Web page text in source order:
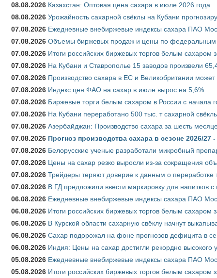
08.08.2026 Казахстан: Оптовая цена сахара в июле 2026 года
08.08.2026 Урожайность сахарной свёклы на Кубани
07.08.2026 Ежедневные внебиржевые индексы сахара ПАО
07.08.2026 Объемы биржевых продаж и цены по федеральным
07.08.2026 Итоги российских биржевых торгов белым сахаром
07.08.2026 На Кубани и Ставрополье 15 заводов произвели
07.08.2026 Производство сахара в ЕС и Великобритании
07.08.2026 Индекс цен ФАО на сахар в июле вырос на 5,6%
07.08.2026 Биржевые торги белым сахаром в России с начала
07.08.2026 На Кубани переработано 500 тыс. т сахарной
07.08.2026 Азербайджан: Производство сахара за шесть
07.08.2026 Прогноз производства сахара в сезоне 2026/
07.08.2026 Белорусские ученые разработали микробный
07.08.2026 Цены на сахар резко выросли из-за сокращения
07.08.2026 Трейдеры теряют доверие к данным о переработке
07.08.2026 В ГД предложили ввести маркировку для напитков
06.08.2026 Ежедневные внебиржевые индексы сахара ПАО
06.08.2026 Итоги российских биржевых торгов белым сахаром
06.08.2026 В Курской области сахарную свёклу начнут
06.08.2026 Сахар подорожал на фоне прогнозов дефицита в
06.08.2026 Индия: Цены на сахар достигли рекордно высокого
05.08.2026 Ежедневные внебиржевые индексы сахара ПАО
05.08.2026 Итоги российских биржевых торгов белым сахаром